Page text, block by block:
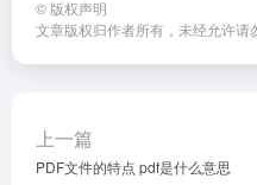
© 版权声明
文章版权归作者所有，未经允许请
上一篇
PDF文件的特点 pdf是什么意思